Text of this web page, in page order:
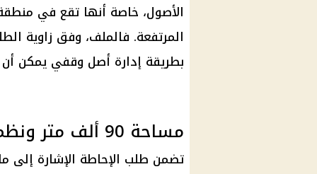
الأصول، خاصة أنها تقع في
المرتفعة. فالملف، وفق زاوية
بطريقة إدارة أصل وقفي يمكن أن
مساحة 90 ألف متر ونظم سداد ممتدة